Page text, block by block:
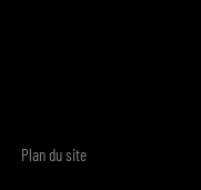
Plan du site